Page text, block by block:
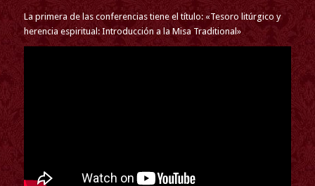
La primera de las conferencias tiene el título: «Tesoro litúrgico y
herencia espiritual: Introducción a la Misa Traditional»